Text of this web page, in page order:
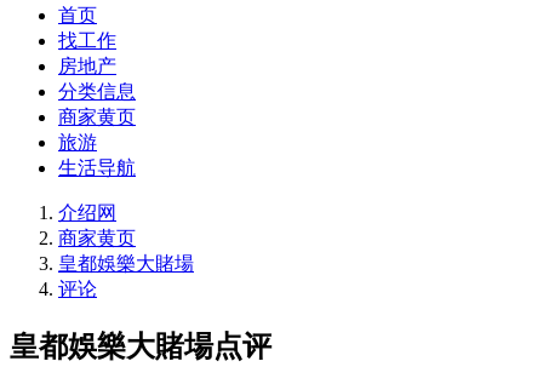
首页
找工作
房地产
分类信息
商家黄页
旅游
生活导航
介绍网
商家黄页
皇都娛樂大賭場
评论
皇都娛樂大賭場点评